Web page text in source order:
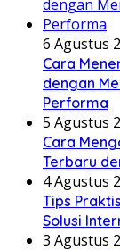
6 Agustus
Cara
dengan
Performa
5 Agustus
Cara
Terbaru
4 Agustus
Tips
Solusi
3 Agustus